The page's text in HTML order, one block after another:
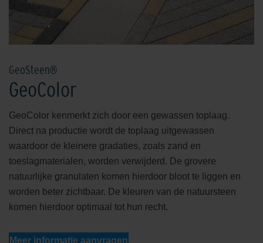
GeoSteen®
GeoColor
GeoColor kenmerkt zich door een gewassen toplaag.
Direct na productie wordt de toplaag uitgewassen
waardoor de kleinere gradaties, zoals zand en
toeslagmaterialen, worden verwijderd. De grovere
natuurlijke granulaten komen hierdoor bloot te liggen en
worden beter zichtbaar. De kleuren van de natuursteen
komen hierdoor optimaal tot hun recht.
Meer informatie aanvragen